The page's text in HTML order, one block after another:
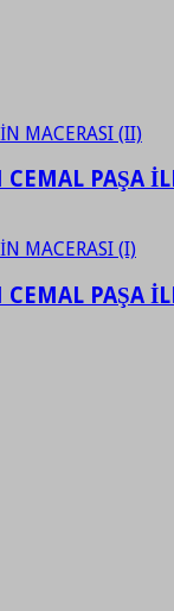
CEMAL PAŞA
CEMAL PAŞA